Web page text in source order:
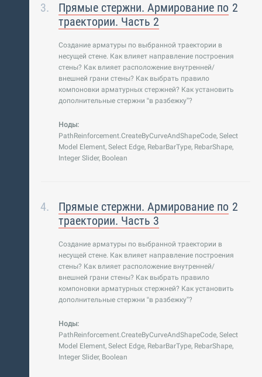
Прямые стержни. Армирование по
траектории. Часть 2
2
Создание арматуры по выбранной траектории в
несущей стене. Как влияет направление построения
стены? Как влияет расположение внутренней/
внешней грани стены? Как выбрать правило
компоновки арматурных стержней? Как установить
дополнительные стержни “в разбежку”?
Ноды:
PathReinforcement.CreateByCurveAndShapeCode, Select
Model Element, Select Edge, RebarBarType, RebarShape,
Integer Slider, Boolean
Прямые стержни. Армирование по
траектории. Часть 3
2
Создание арматуры по выбранной траектории в
несущей стене. Как влияет направление построения
стены? Как влияет расположение внутренней/
внешней грани стены? Как выбрать правило
компоновки арматурных стержней? Как установить
дополнительные стержни “в разбежку”?
Ноды:
PathReinforcement.CreateByCurveAndShapeCode, Select
Model Element, Select Edge, RebarBarType, RebarShape,
Integer Slider, Boolean